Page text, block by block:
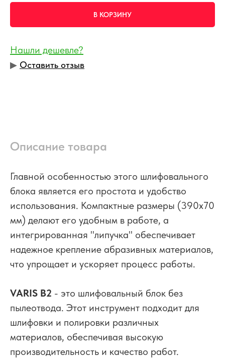
В КОРЗИНУ
Нашли дешевле?
▶︎ Оставить отзыв
Описание товара
Главной особенностью этого шлифовального
блока является его простота и удобство
использования. Компактные размеры (390х70
мм) делают его удобным в работе, а
интегрированная "липучка" обеспечивает
надежное крепление абразивных материалов,
что упрощает и ускоряет процесс работы.
VARIS B2 - это шлифовальный блок без
пылеотвода. Этот инструмент подходит для
шлифовки и полировки различных
материалов, обеспечивая высокую
производительность и качество работ.